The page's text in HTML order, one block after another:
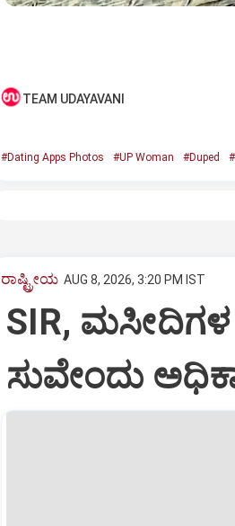
TEAM UDAYAVANI
#Dating Apps Photos #UP Woman #Duped
ರಾಷ್ಟ್ರೀಯ AUG 8, 2026, 3:20 PM IST
SIR,
ಸುವೇಂದು